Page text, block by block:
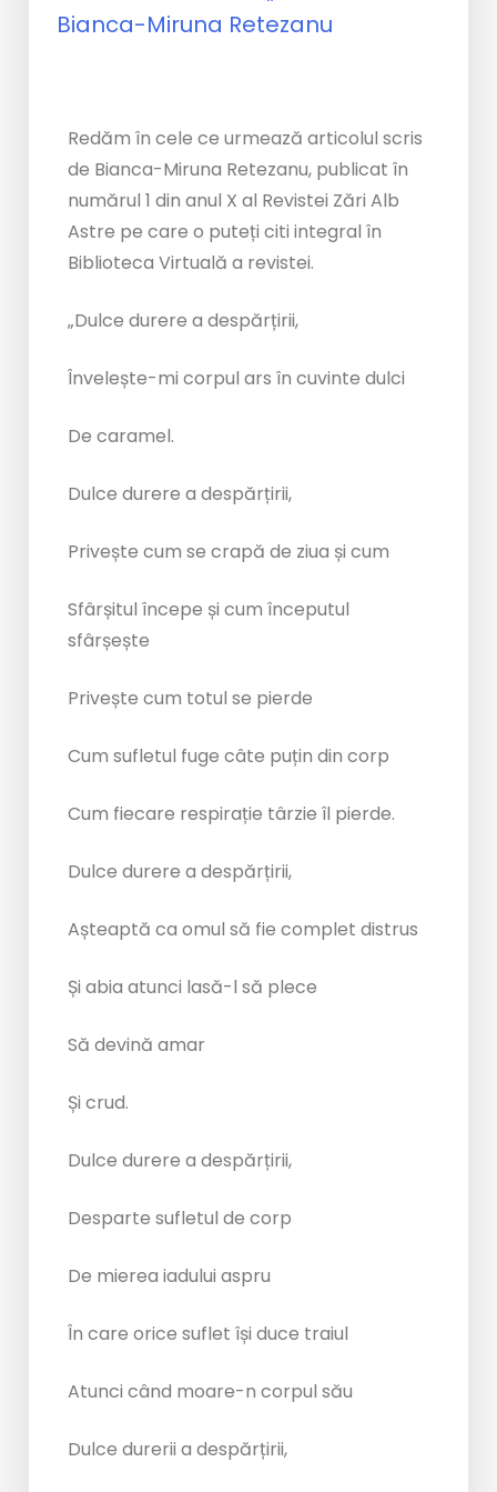
Redăm în cele ce urmează articolul scris
de Bianca-Miruna Retezanu, publicat în
numărul 1 din anul X al Revistei Zări Alb
Astre pe care o puteți citi integral în
Biblioteca Virtuală a revistei.
„Dulce durere a despărțirii,
Învelește-mi corpul ars în cuvinte dulci
De caramel.
Dulce durere a despărțirii,
Privește cum se crapă de ziua și cum
Sfârșitul începe și cum începutul
sfârșește
Privește cum totul se pierde
Cum sufletul fuge câte puțin din corp
Cum fiecare respirație târzie îl pierde.
Dulce durere a despărțirii,
Așteaptă ca omul să fie complet distrus
Și abia atunci lasă-l să plece
Să devină amar
Și crud.
Dulce durere a despărțirii,
Desparte sufletul de corp
De mierea iadului aspru
În care orice suflet își duce traiul
Atunci când moare-n corpul său
Dulce durerii a despărțirii,